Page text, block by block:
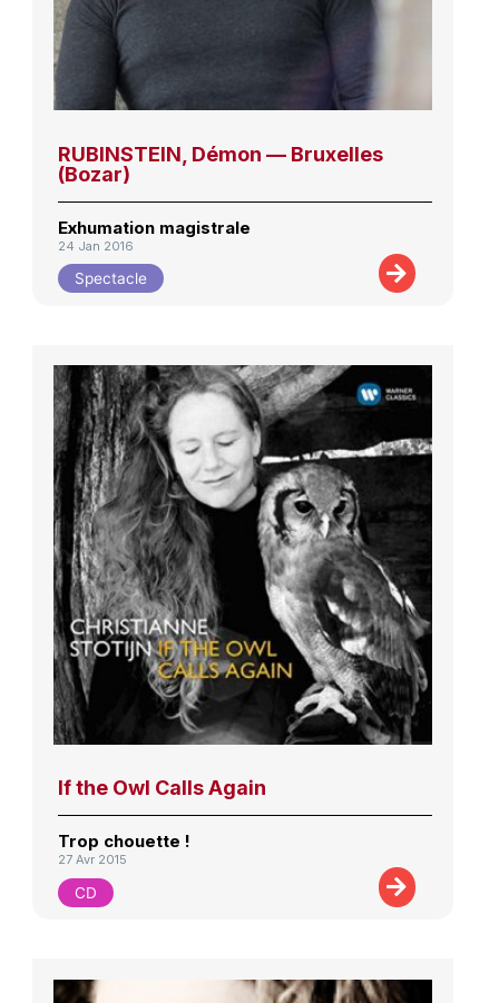
RUBINSTEIN, Démon — Bruxelles
(Bozar)
Exhumation magistrale
24 Jan 2016
Spectacle
If the Owl Calls Again
Trop chouette !
27 Avr 2015
CD